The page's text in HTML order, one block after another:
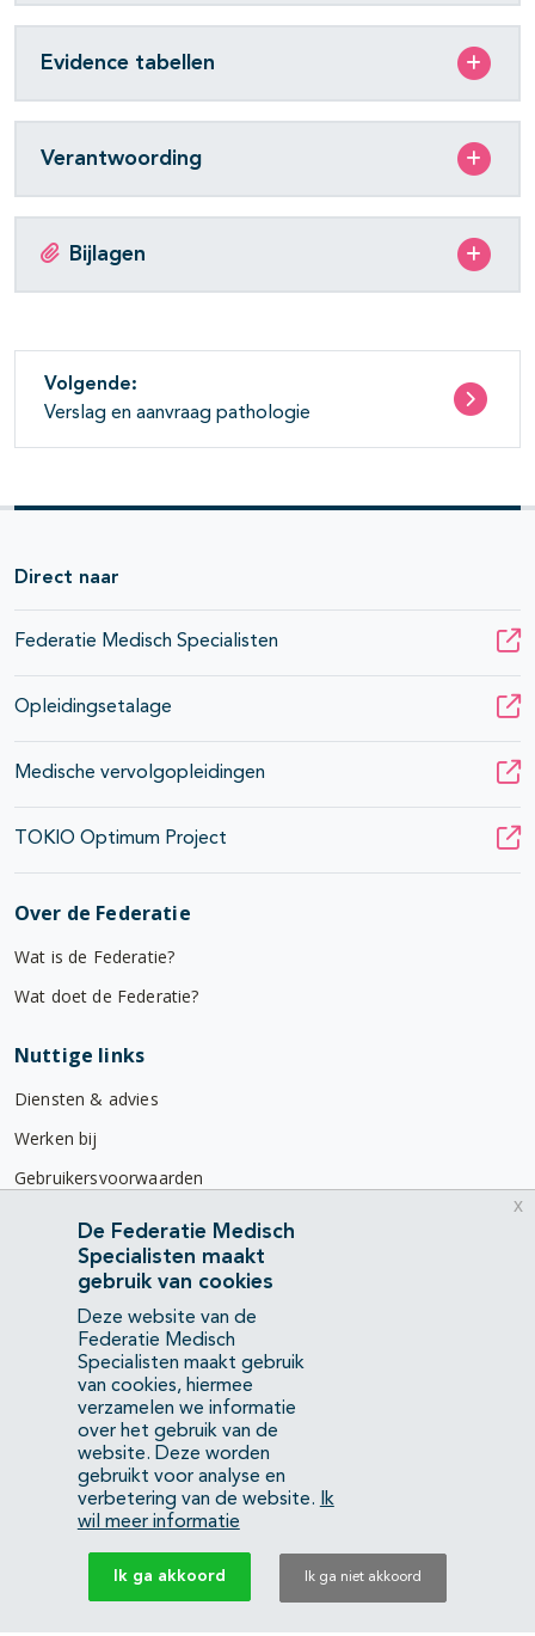
Evidence tabellen
Verantwoording
Bijlagen
Volgende:
Verslag en aanvraag pathologie
Direct naar
Federatie Medisch Specialisten
Opleidingsetalage
Medische vervolgopleidingen
TOKIO Optimum Project
Over de Federatie
Wat is de Federatie?
Wat doet de Federatie?
Nuttige links
Diensten & advies
Werken bij
Gebruikersvoorwaarden
Privacyverklaring
Contact
Mercatorlaan 1200
3528 BL Utrecht
(088) 505 34 34
info@richtlijnendatabase.nl
YouTubeLinkedIn
KvK Federatie Medisch Specialisten:40483480
Privacyverklaring
De Federatie Medisch
Specialisten maakt
gebruik van cookies
Deze website van de
Federatie Medisch
Specialisten maakt gebruik
van cookies, hiermee
verzamelen we informatie
over het gebruik van de
website. Deze worden
gebruikt voor analyse en
verbetering van de website.
Ik
wil meer informatie
Ik ga akkoord Ik ga niet akkoord
x